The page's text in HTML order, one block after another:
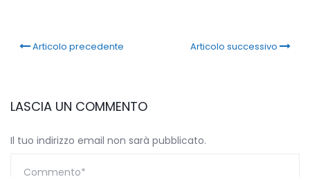
Articolo precedente Articolo successivo
LASCIA UN COMMENTO
Il tuo indirizzo email non sarà pubblicato.